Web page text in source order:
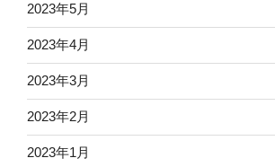
2023年5月
2023年4月
2023年3月
2023年2月
2023年1月